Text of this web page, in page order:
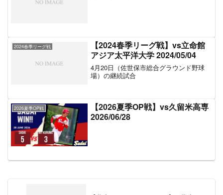
2024春季リーグ戦
【2024春季リーグ戦】vs立命館
アジア太平洋大学 2024/05/04
4月20日（佐世保市総合グラウンド野球
場）の継続試合
2026夏季OP戦
【2026夏季OP戦】vs久留米高専
2026/06/28